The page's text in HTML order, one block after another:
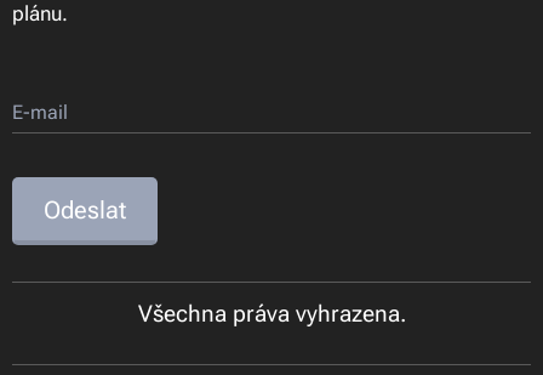
plánu.
E-mail
Odeslat
Všechna práva vyhrazena.